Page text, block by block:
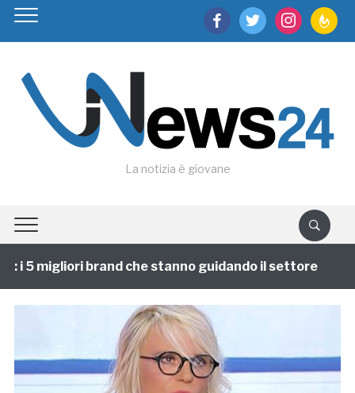
facebooktwitter instagram
La notizia è giovane
5 migliori brand che stanno guidando il settore